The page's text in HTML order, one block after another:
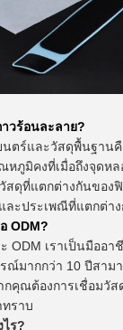
วร้อนละลาย?
นตร์และวัสดุพื้นฐาน
หภูมิคงที่เมื่อถึงจุดห
สดุที่แตกต่างกันของ
ะประเพณีที่แตกต่าง
ODM?
ODM เราเป็นมืออ
ณ์มากกว่า 10 ปีสาม
คุณต้องการเชื่อมวัส
ทราบ
ร?